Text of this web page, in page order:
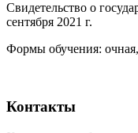
Свидетельство о
сентября 2021 г.
Формы обучения: очная,
Контакты